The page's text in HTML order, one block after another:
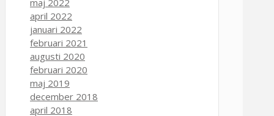
april 2022
januari 2022
februari 2021
augusti 2020
februari 2020
maj 2019
december 2018
april 2018